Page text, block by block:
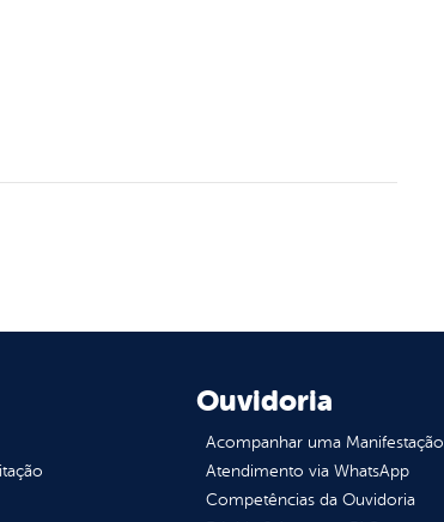
Ouvidoria
Acompanhar uma Manifestação
Atendimento via WhatsApp
Competências da Ouvidoria